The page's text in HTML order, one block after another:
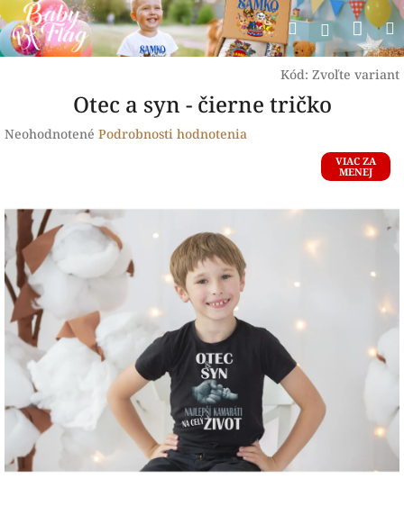
Prejsť
na
obsah
Hľadať
Kód: Zvoľte variant
Otec a syn - čierne tričko
Priemerné
0,0
z
hviezdičiek.
Neohodnotené Podrobnosti hodnotenia
VIAC ZA
MENEJ